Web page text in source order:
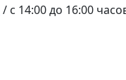
/ с 14:00 до 16:00